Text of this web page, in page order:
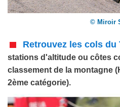
© Miroir
Retrouvez les cols du
stations d'altitude ou côtes
classement de la montagne
2ème catégorie).